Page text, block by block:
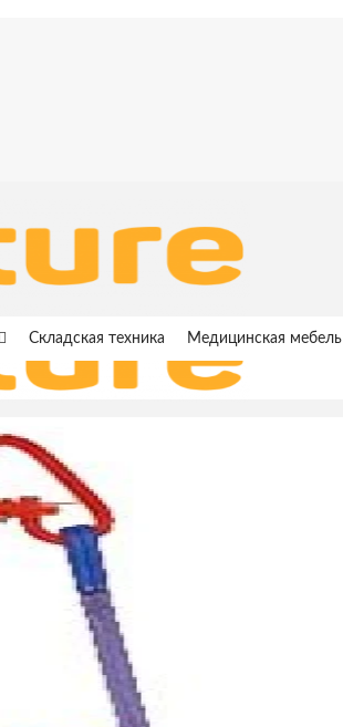
Складская техника Медицинская мебель